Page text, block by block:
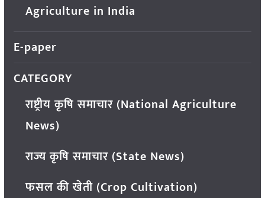
Agriculture in India
E-paper
CATEGORY
राष्ट्रीय कृषि समाचार (National Agriculture
News)
राज्य कृषि समाचार (State News)
फसल की खेती (Crop Cultivation)